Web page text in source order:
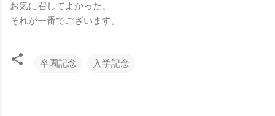
お気に召してよかった。
それが一番でございます。
卒園記念 入学記念